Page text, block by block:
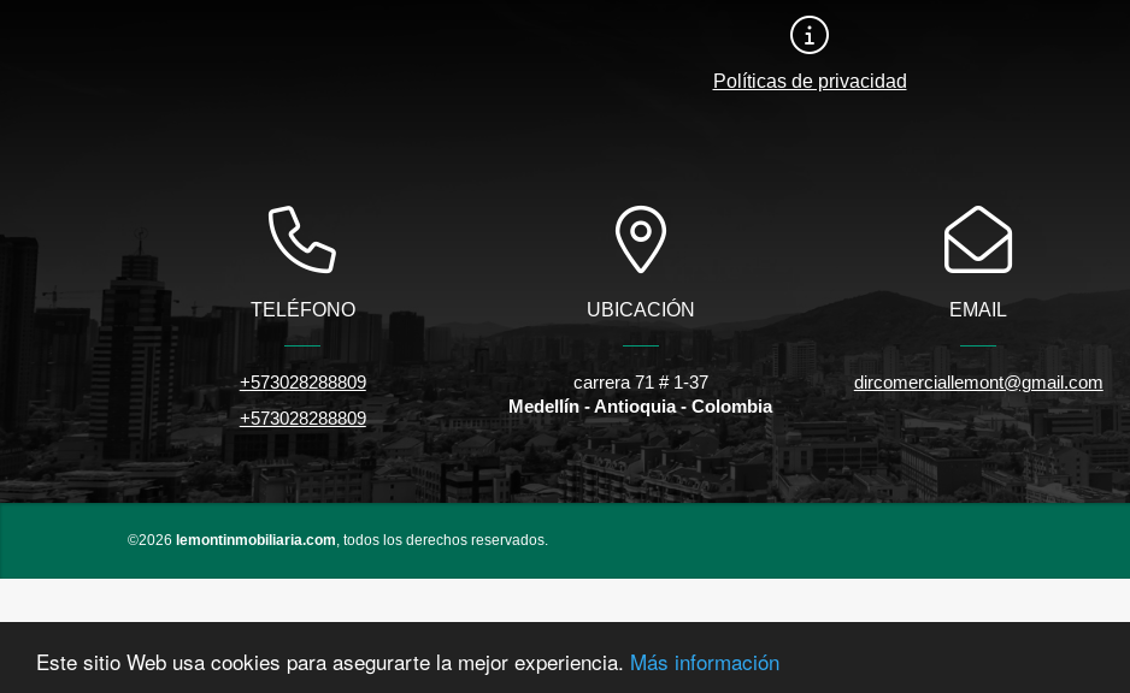
Este sitio Web usa cookies para asegurarte la mejor experiencia. Más información
Políticas de privacidad
TELÉFONO
+573028288809
+573028288809
UBICACIÓN
carrera 71 # 1-37
Medellín - Antioquia - Colombia
EMAIL
dircomerciallemont@gmail.com
©2026 lemontinmobiliaria.com, todos los derechos reservados.